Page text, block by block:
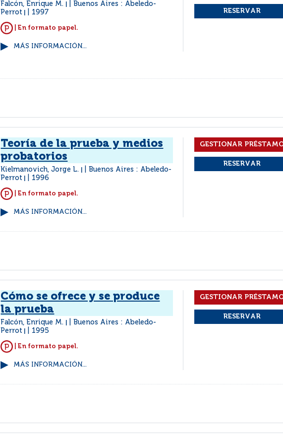
Falcón, Enrique M.
Buenos Aires : Abeledo-
Perrot
1997
| En formato papel.
MÁS INFORMACIÓN...
Teoría de la prueba y medios
probatorios
Kielmanovich, Jorge L.
Buenos Aires : Abeledo-
Perrot
1996
| En formato papel.
MÁS INFORMACIÓN...
Cómo se ofrece y se produce
la prueba
Falcón, Enrique M.
Buenos Aires : Abeledo-
Perrot
1995
| En formato papel.
MÁS INFORMACIÓN...